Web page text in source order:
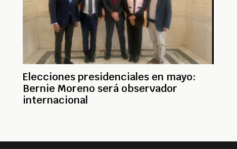
Elecciones presidenciales en mayo:
Bernie Moreno será observador
internacional